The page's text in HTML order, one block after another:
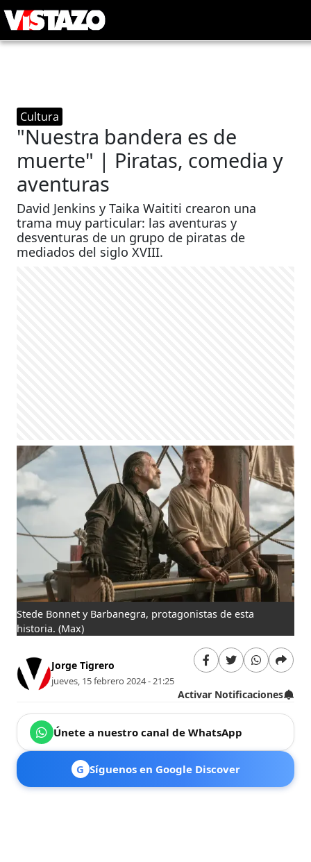
Cultura
"Nuestra bandera es de
muerte" | Piratas, comedia y
aventuras
David Jenkins y Taika Waititi crearon una
trama muy particular: las aventuras y
desventuras de un grupo de piratas de
mediados del siglo XVIII.
Stede Bonnet y Barbanegra, protagonistas de esta
historia. (Max)
Jorge Tigrero
jueves, 15 febrero 2024 - 21:25
Activar Notificaciones
Únete a nuestro canal de WhatsApp
G Síguenos en Google Discover